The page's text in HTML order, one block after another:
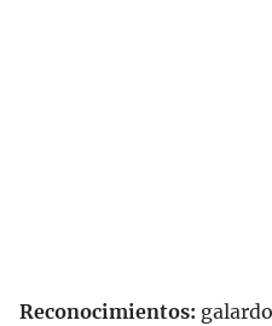
Reconocimientos: